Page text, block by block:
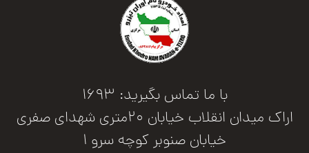
با ما تماس بگیرید: 1693
اراک میدان انقلاب خیابان 20متری شهدای صفری
خیابان صنوبر کوچه سرو 1